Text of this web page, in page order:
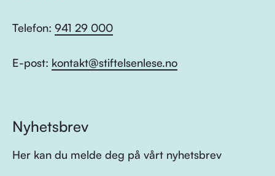
Telefon: 941 29 000
E-post: kontakt@stiftelsenlese.no
Nyhetsbrev
Her kan du melde deg på vårt nyhetsbrev